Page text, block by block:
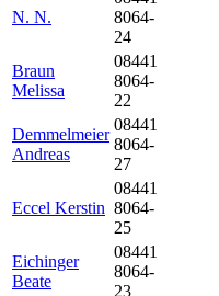
N. N.
8064-
24
Braun
Melissa
08441
8064-
22
Demmelmeier
Andreas
08441
8064-
27
Eccel Kerstin
08441
8064-
25
Eichinger
Beate
08441
8064-
23